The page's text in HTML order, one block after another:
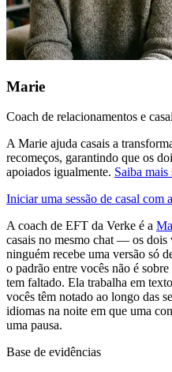
Marie
Coach de relacionamentos e
A Marie ajuda casais a
recomeços, garantindo que os
apoiados igualmente. Saiba
Iniciar uma sessão de casal com
A coach de EFT da Verke é a
casais no mesmo chat — os dois
ninguém recebe uma versão só
o padrão entre vocês não é
tem faltado. Ela trabalha em
vocês têm notado ao longo das
idiomas na noite em que uma
uma pausa.
Base de evidências